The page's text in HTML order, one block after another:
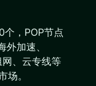
个，POP节点
加速、
、云专线等
场。